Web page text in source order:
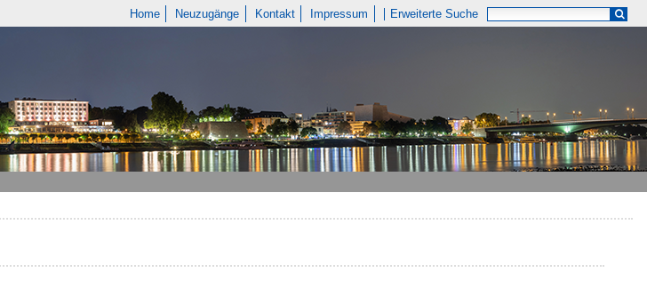
Home Neuzugänge Kontakt Impressum Erweiterte Suche